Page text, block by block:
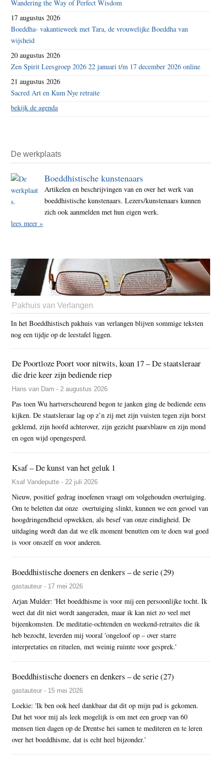
Wandering the Way of Perfect Wisdom
17 augustus 2026
Boeddha- vakantieweek met Tara, de vrouwelijke Boeddha van
wijsheid
20 augustus 2026
Zen Spirit Leesgroep 2026 22 januari t/m 17 december 2026 online
21 augustus 2026
Sacred Art en Kum Nye retraite
bekijk de agenda
De werkplaats
Boeddhistische kunstenaars
Artikelen en beschrijvingen van en over het werk van
boeddhistische kunstenaars. Lezers/kunstenaars kunnen
zich ook aanmelden met hun eigen werk.
lees meer »
Pakhuis van Verlangen
In het Boeddhistisch pakhuis van verlangen blijven sommige teksten
nog een tijdje op de leestafel liggen.
De Poortloze Poort voor nitwits, koan 17 – De staatsleraar
die drie keer zijn bediende riep
Hans van Dam - 2 augustus 2026
Pas toen Wu hartverscheurend begon te janken ging de bediende eens
kijken. De staatsleraar lag op z’n zij met zijn vuisten tegen zijn borst
geklemd, zijn hoofd achterover, zijn gezicht paarsblauw en zijn mond
en ogen wijd opengesperd.
Ksaf – De kunst van het geluk 1
Ksaf Vandeputte - 22 juli 2026
Nieuw, positief gedrag inoefenen vraagt om volgehouden overtuiging.
Om te beletten dat onze overtuiging slinkt, kunnen we een gevoel van
hoogdringendheid opwekken, als besef van onze eindigheid. De
uitdaging wordt dan dat we elk moment benutten om te doen wat goed
is voor onszelf en voor anderen.
Boeddhistische doeners en denkers – de serie (29)
gastauteur - 17 mei 2026
Arjan Mulder: 'Het boeddhisme is voor mij een persoonlijke tocht. Ik
weet dat dit niet wordt aangeraden, maar ik kan niet zo veel met
bijeenkomsten. De meditatie-ochtenden en weekend-retraites die ik
heb bezocht, leverden mij vooral 'ongeloof op – over starre
interpretaties en rituelen, met weinig ruimte voor gesprek.'
Boeddhistische doeners en denkers – de serie (27)
gastauteur - 15 mei 2026
Loekie: 'Ik ben ook heel dankbaar dat dit op mijn pad is gekomen.
Dat het voor mij als leek mogelijk is om met een groep van 60
mensen tien dagen op de Drentse hei samen te mediteren en te leren
over het boeddhisme, dat is echt heel bijzonder.’